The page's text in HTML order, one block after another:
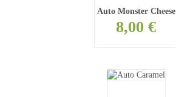
Auto Monster Cheese
8,00 €